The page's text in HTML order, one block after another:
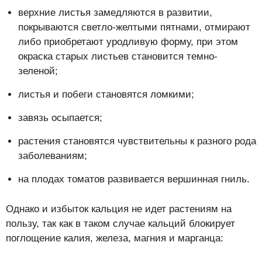
верхние листья замедляются в развитии,
покрываются светло-желтыми пятнами, отмирают
либо приобретают уродливую форму, при этом
окраска старых листьев становится темно-
зеленой;
листья и побеги становятся ломкими;
завязь осыпается;
растения становятся чувствительны к разного рода
заболеваниям;
на плодах томатов развивается вершинная гниль.
Однако и избыток кальция не идет растениям на
пользу, так как в таком случае кальций блокирует
поглощение калия, железа, магния и марганца: